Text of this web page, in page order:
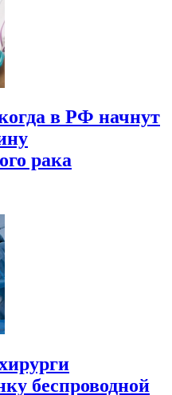
в РФ начнут
рака
беспроводной